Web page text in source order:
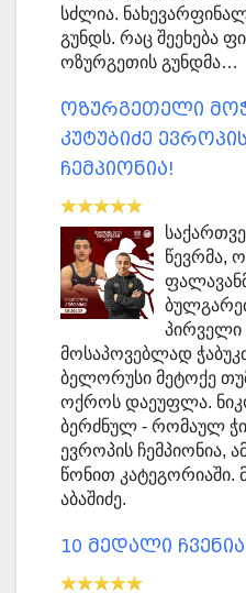
სძლია.
გუნდს. რაც შეეხება
ოზურგეთის გუნდმა…
ოზურგეთელი
კუტუბიძე
ჩემპიონია!
წევრმა,
პირველი
მოსაპოვებლად
ბელორუსი მეტოქე
ოქროს დაეუფლა.
ბერძნულ - რომაულ
ევროპის ჩემპიონია,
წონით კატეგორიაში.
აბაშიძე.
10 მედალი